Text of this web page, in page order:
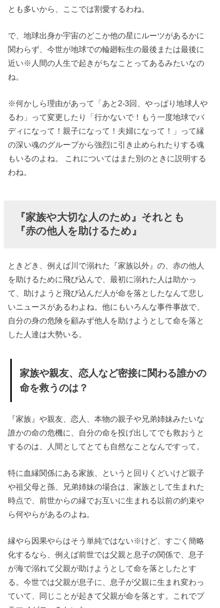
とも多いから、ここでは割愛するわね。
で、地球出身か宇宙のどこか他の星にルーツがあるかに
関わらず、今世が地球での輪廻転生の最後または最後に
近い※人間の人生で起きがちなことってあるみたいなの
ね。
※何かしら理由があって「あと2-3回、やっぱり地球人や
るわ」って変更したり「行かないで！もう一度地球でバ
ディになって！親子になって！夫婦になって！」って縁
の深い魂のグループから強烈に引き止められたりする魂
もいるのよね。 これについてはまた別のときに説明する
わね。
『家族や大切な人のため』それとも
『赤の他人を助けるため』
ときどき、例えば川で溺れた『家族以外』の、赤の他人
を助けるために飛び込んで、最初に溺れた人は助かっ
て、助けようと飛び込んだ人が命を落としたなんて悲し
いニュースがあるわよね。他にもいろんな事件事故で、
自分の身の危険を顧みず他人を助けようとして命を落と
した人達は大勢いる。
家族や親友、恋人など密接に関わる誰かの
命を救うのは？
『家族』や親友、恋人、本物の親子や兄弟姉妹みたいな
誰かの命の危機に、自分の命を投げ出してでも救おうと
するのは、人間としてとても自然なことなんですって。
特に血縁関係にある家族、というと回りくどいけど親子
や祖父母と孫、兄弟姉妹の場合は、家族として生まれた
時点で、前世からの縁でお互いに生まれる以前の約束や
ら何やらがあるのよね。
縁やら因果やらはそう単純ではない※けど、すごく簡略
化するなら、例えば前世では父親と息子の関係で、息子
が海で溺れて父親が助けようとして命を落としたとす
る。今世では父親が息子に、息子が父親に生まれ変わっ
ていて、同じことが起きて父親が命を落とす。これでプ